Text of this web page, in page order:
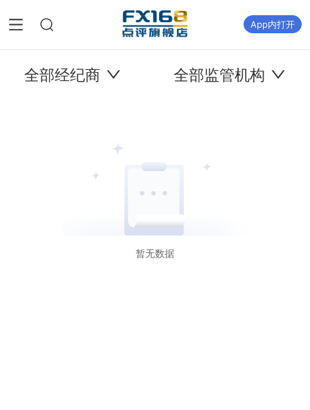
App内打开
全部经纪商 全部监管机构
暂无数据